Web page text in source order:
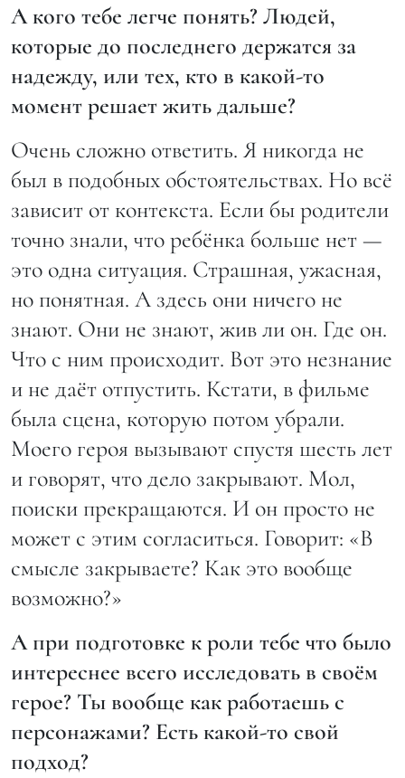
А кого тебе легче понять? Людей,
которые до последнего держатся за
надежду, или тех, кто в какой-то
момент решает жить дальше?
Очень сложно ответить. Я никогда не
был в подобных обстоятельствах. Но всё
зависит от контекста. Если бы родители
точно знали, что ребёнка больше нет —
это одна ситуация. Страшная, ужасная,
но понятная. А здесь они ничего не
знают. Они не знают, жив ли он. Где он.
Что с ним происходит. Вот это незнание
и не даёт отпустить. Кстати, в фильме
была сцена, которую потом убрали.
Моего героя вызывают спустя шесть лет
и говорят, что дело закрывают. Мол,
поиски прекращаются. И он просто не
может с этим согласиться. Говорит: «В
смысле закрываете? Как это вообще
возможно?»
А при подготовке к роли тебе что было
интереснее всего исследовать в своём
герое? Ты вообще как работаешь с
персонажами? Есть какой-то свой
подход?